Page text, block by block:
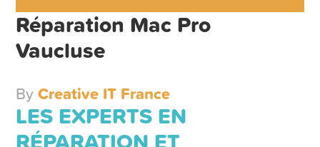
Réparation Mac Pro
Vaucluse
ByCreative IT France
LES EXPERTS EN